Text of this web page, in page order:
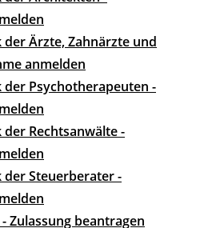
Ärzte, Zahnärzte und
anmelden
Psychotherapeuten -
Rechtsanwälte -
Steuerberater -
Zulassung beantragen